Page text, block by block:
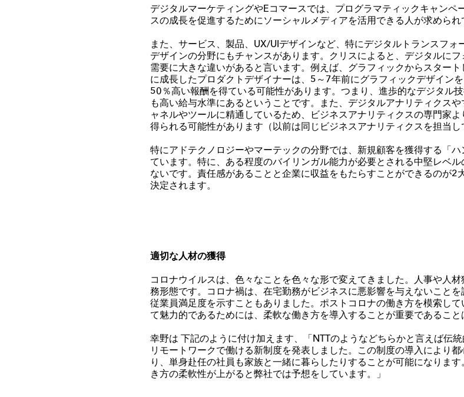
デジタルマーケティングやEコマースでは、プログラマティックキャンペ
スの成長を促進するためにソーシャルメディアを活用できる人が求められ
また、サービス、製品、 UX/UI デザインなど、特にデジタルトランスフォ
デザインの分野にもチャンスがあります。クリスによると、デジタルにフ
需要に大きな違いがあると言います。例えば、グラフィックからスタート
に成長したプロダクトデザイナーは、 5 ～ 7年前にグラフィックデザイン
50 ％高い報酬を得ている可能性があります。つまり、進歩的なデジタル
も高い給与水準にあるということです。また、デジタルアナリティクス
ャネルやツールに精通しているため、ビジネスアナリティクスの専門家
得られる可能性があります（以前は同じビジネスアナリティクスを担当し
特にアドテクノロジーやマーテックの分野では、新規顧客を獲得する「
ています。特に、ある程度のバイリンガル能力が必要とされる中堅レベ
ないです。責任感があることと企業に収益をもたらすことができるのが2
決定されます。
適切な人材の獲得
コロナウイルスは、 色々なことを色々な形で変えてきました。人事や人
務形態です。コロナ禍は、在宅勤務がビジネスに悪影響を与えないこと
従業員満足度を示すこともありました。ポストコロナの働き方を模索し
て魅力的であるためには、柔軟な働き方を導入することが重要であること
幸野は 下記のように付け加えます、
「NTTのようなどちらかと言えば伝
リモートワークで働ける新制度を発表しました。この制度の導入により
り、単身赴任の社員も家族と一緒に暮らしたりすることが可能になりま
き方の柔軟性が上がると弊社では予想をしています。」